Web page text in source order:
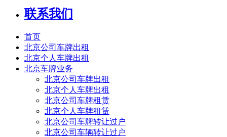
联系我们
首页
北京公司车牌出租
北京个人车牌出租
北京车牌业务
北京公司车牌出租
北京个人车牌出租
北京公司车牌租赁
北京个人车牌租赁
北京公司车牌转让过户
北京公司车辆转让过户